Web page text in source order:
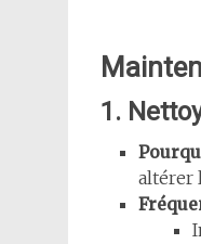
1.
altérer